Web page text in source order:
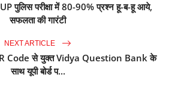
पुलिस परीक्षा में 80-90% प्रश्न हू-ब-हू आये,
सफलता की गारंटी
NEXT ARTICLE
QR Code से युक्त Vidya Question Bank के
साथ यूपी बोर्ड प...